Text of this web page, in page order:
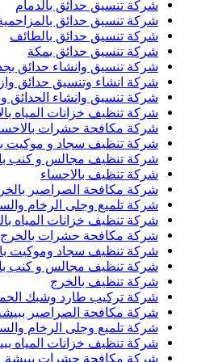
شركة تنسيق حدائق بالدمام
شركة تنسيق حدائق
شركة تنسيق حدائق بالطائف
شركة تنسيق حدائق بمكة
شركة تنسيق وانشاء حدائق
شركة انشاء وتنسيق حدائق
شركة تنسيق وانشاء الحدائق
شركة تنظيف خزانات المياه
شركة مكافحة حشرات
شركة تنظيف سجاد و موكيت
شركة تنظيف مجالس و كنب
شركة تنظيف بالاحساء
شركة مكافحة الصراصير
شركة تلميع وجلى الرخام
شركة تنظيف خزانات المياه
شركة مكافحة حشرات بالخرج
شركة تنظيف سجاد وموكيت
شركة تنظيف مجالس و كنب
شركة تنظيف بالخرج
شركة تركيب طارد وشبك
شركة مكافحة الصراصير
شركة تلميع وجلى الرخام
شركة تنظيف خزانات المياه
شركة مكافحة حشرات ببيشة